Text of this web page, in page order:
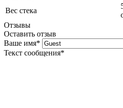
Вес стека
Отзывы
Оставить отзыв
Ваше имя*
Текст сообщения*